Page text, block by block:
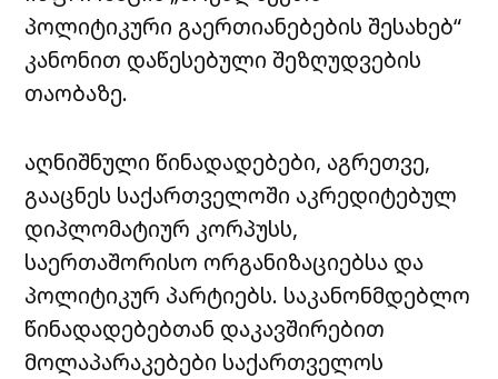
პოლიტიკური გაერთიანებების შესახებ“
კანონით დაწესებული შეზღუდვების
თაობაზე.
აღნიშნული წინადადებები, აგრეთვე,
გააცნეს საქართველოში აკრედიტებულ
დიპლომატიურ კორპუსს,
საერთაშორისო ორგანიზაციებსა და
პოლიტიკურ პარტიებს. საკანონმდებლო
წინადადებებთან დაკავშირებით
მოლაპარაკებები საქართველოს